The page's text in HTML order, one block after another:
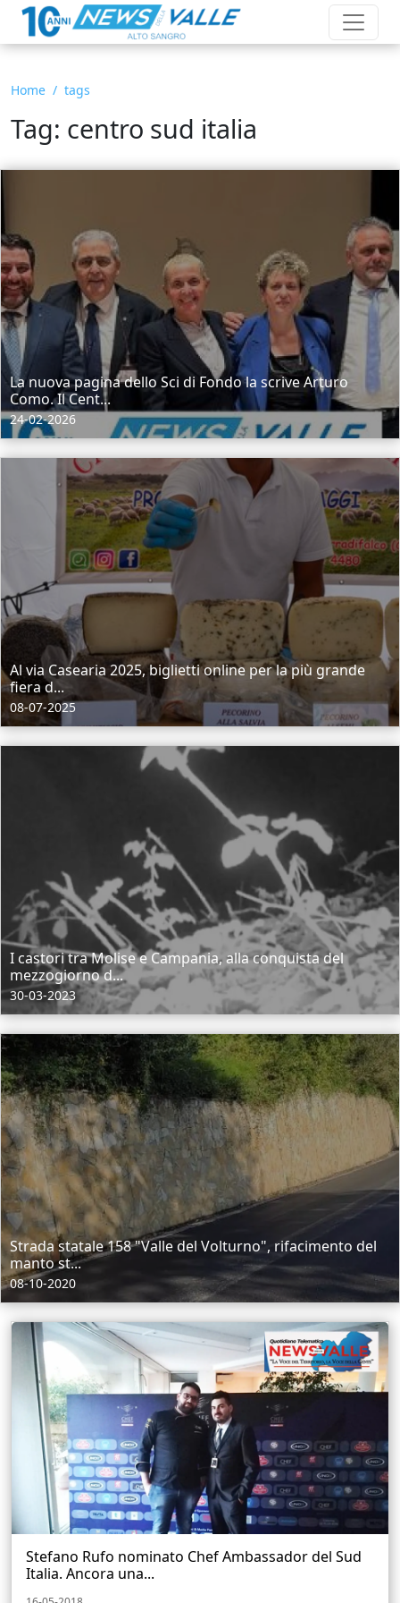
Home tags
Tag: centro sud italia
La nuova pagina dello Sci di Fondo la scrive Arturo
Como. Il Cent...
24-02-2026
Al via Casearia 2025, biglietti online per la più grande
fiera d...
08-07-2025
I castori tra Molise e Campania, alla conquista del
mezzogiorno d...
30-03-2023
Strada statale 158 "Valle del Volturno", rifacimento del
manto st...
08-10-2020
Stefano Rufo nominato Chef Ambassador del Sud
Italia. Ancora una...